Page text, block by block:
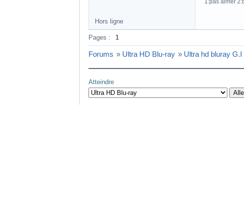
1:pas aimer
Hors ligne
Pages : 1
Forums » Ultra HD Blu-ray » Ultra hd bluray G.I
Atteindre